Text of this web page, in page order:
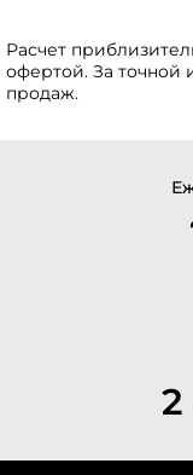
Расчет
офертой. За
продаж.
2